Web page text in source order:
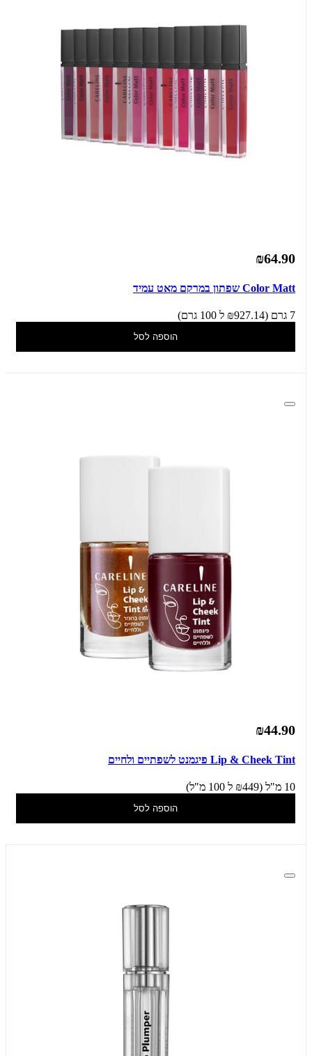
₪64.90
Color Matt שפתון במרקם מאט עמיד
7 גרם (₪927.14 ל 100 גרם)
הוספה לסל
₪44.90
Lip & Cheek Tint פיגמנט לשפתיים ולחיים
10 מ"ל (₪449 ל 100 מ"ל)
הוספה לסל